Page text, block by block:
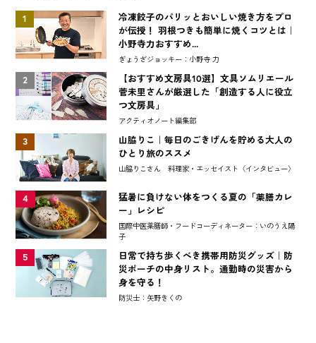
1
冷凍餃子のパリッとおいしい焼き方をプロ
が伝授！ 羽根つきも簡単に焼くコツとは｜
小野寺力おすすめ...
ぎょうざジョッキー：小野寺 力
2
【おすすめ文房具10選】文具ソムリエール
菅未里さんが厳選した「創造する人に役立
つ文房具」
アクティオノート編集部
3
山脇りこ｜毎日のごきげんを貯める大人の
ひとり旅のススメ
山脇りこさん 料理家・エッセイスト〈インタビュー〉
4
猛暑に負けない体をつくる夏の「薬膳カレ
ー」レシピ
国際中医薬膳師・フードコーディネーター：いのうえ陽
子
5
日常で持ち歩くべき携帯用防災グッズ｜防
災ポーチの中身リスト。通勤時の災害から
身を守る！
防災士：矢野きくの